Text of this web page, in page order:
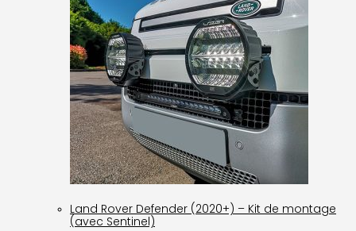
Land Rover Defender (2020+) – Kit de montage
(avec Sentinel)